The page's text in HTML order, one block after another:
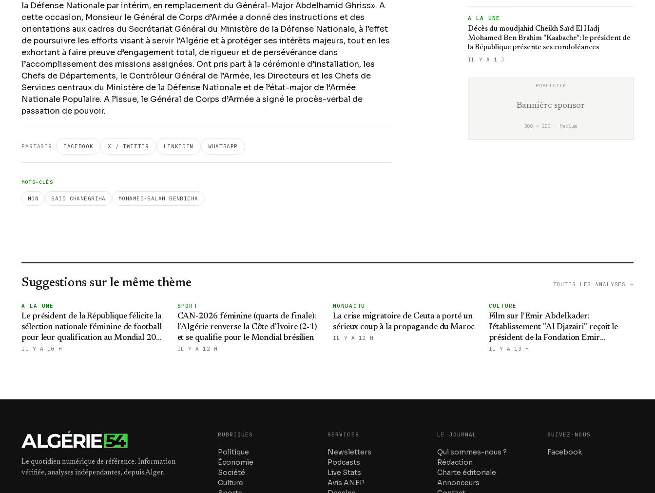
la Défense Nationale par intérim, en remplacement du Général-Major Abdelhamid Ghriss». A
cette occasion, Monsieur le Général de Corps d’Armée a donné des instructions et des
orientations aux cadres du Secrétariat Général du Ministère de la Défense Nationale, à l’effet
de poursuivre les efforts visant à servir l’Algérie et à protéger ses intérêts majeurs, tout en les
exhortant à faire preuve d’engagement total, de rigueur et de persévérance dans
l’accomplissement des missions assignées. Ont pris part à la cérémonie d’installation, les
Chefs de Départements, le Contrôleur Général de l’Armée, les Directeurs et les Chefs de
Services centraux du Ministère de la Défense Nationale et de l’état-major de l’Armée
Nationale Populaire. A l’issue, le Général de Corps d’Armée a signé le procès-verbal de
passation de pouvoir.
PARTAGER FACEBOOK X / TWITTER LINKEDIN WHATSAPP
MOTS-CLÉS
MDN SAID CHANEGRIHA MOHAMED-SALAH BENBICHA
A LA UNE
Décès du moudjahid Cheikh Saïd El Hadj
Mohamed Ben Brahim "Kaabache": le président de
la République présente ses condoléances
IL Y A 1 J
Bannière sponsor
300 × 250 · Medium
Suggestions sur le même thème TOUTES LES ANALYSES →
A LA UNE
Le président de la République félicite la
sélection nationale féminine de football
pour leur qualification au Mondial 2027
et aux demi-finales de la CAN
IL Y A 10 H
SPORT
CAN-2026 féminine (quarts de finale):
l'Algérie renverse la Côte d'Ivoire (2-1)
et se qualifie pour le Mondial brésilien
IL Y A 12 H
MONDACTU
La crise migratoire de Ceuta a porté un
sérieux coup à la propagande du Maroc
IL Y A 12 H
CULTURE
Film sur l'Emir Abdelkader:
l'établissement "Al Djazairi" reçoit le
président de la Fondation Emir
Abdelkader
IL Y A 13 H
Le quotidien numérique de référence. Information
vérifiée, analyses indépendantes, depuis Alger.
RUBRIQUES
Politique
Économie
Société
Culture
SERVICES
Newsletters
Podcasts
Live Stats
Avis ANEP
LE JOURNAL
Qui sommes-nous ?
Rédaction
Charte éditoriale
Annonceurs
SUIVEZ-NOUS
Facebook